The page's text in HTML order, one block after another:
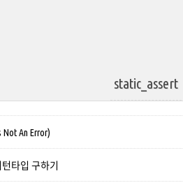
static_assert
An Error)
타입 구하기